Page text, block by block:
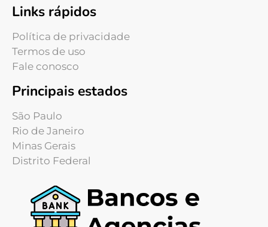
Links rápidos
Política de privacidade
Termos de uso
Fale conosco
Principais estados
São Paulo
Rio de Janeiro
Minas Gerais
Distrito Federal